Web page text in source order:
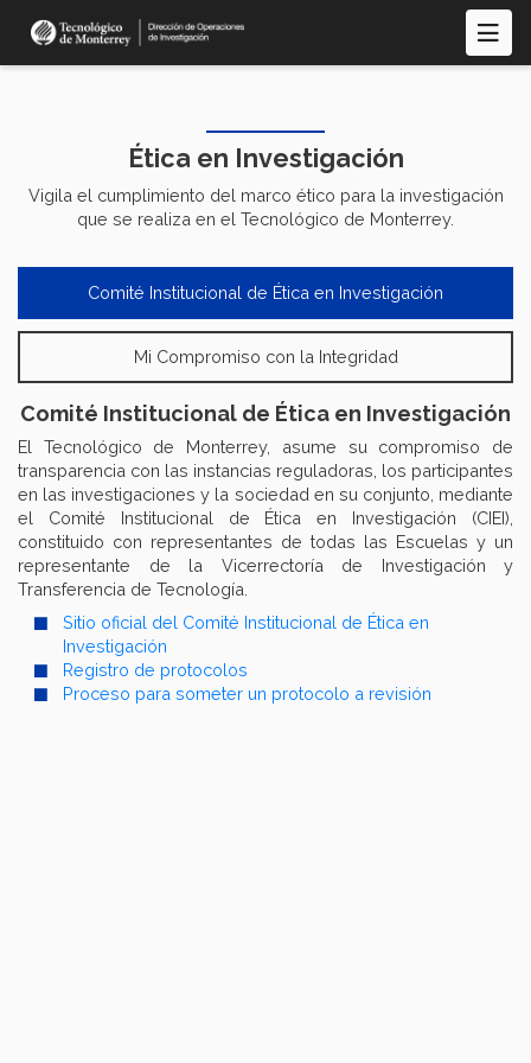
Ética en Investigación
Vigila el cumplimiento del marco ético para la investigación
que se realiza en el Tecnológico de Monterrey.
Comité Institucional de Ética en Investigación
Mi Compromiso con la Integridad
Comité Institucional de Ética en Investigación
El Tecnológico de Monterrey, asume su compromiso de
transparencia con las instancias reguladoras, los participantes
en las investigaciones y la sociedad en su conjunto, mediante
el Comité Institucional de Ética en Investigación (CIEI),
constituido con representantes de todas las Escuelas y un
representante de la Vicerrectoría de Investigación y
Transferencia de Tecnología.
Sitio oficial del Comité Institucional de Ética en
Investigación
Registro de protocolos
Proceso para someter un protocolo a revisión